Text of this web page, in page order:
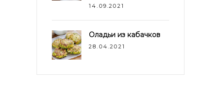
14.09.2021
Оладьи из кабачков
28.04.2021